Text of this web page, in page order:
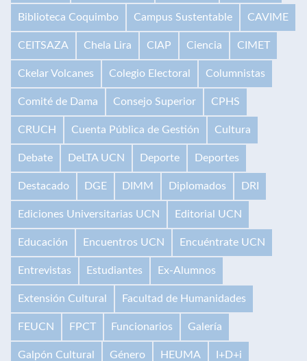
Biblioteca Coquimbo Campus Sustentable CAVIME
CEITSAZA Chela Lira CIAP Ciencia CIMET
Ckelar Volcanes Colegio Electoral Columnistas
Comité de Dama Consejo Superior CPHS
CRUCH Cuenta Pública de Gestión Cultura
Debate DeLTA UCN Deporte Deportes
Destacado DGE DIMM Diplomados DRI
Ediciones Universitarias UCN Editorial UCN
Educación Encuentros UCN Encuéntrate UCN
Entrevistas Estudiantes Ex-Alumnos
Extensión Cultural Facultad de Humanidades
FEUCN FPCT Funcionarios Galería
Galpón Cultural Género HEUMA I+D+i